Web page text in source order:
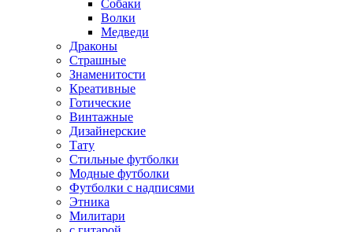
Собаки
Волки
Медведи
Драконы
Страшные
Знаменитости
Креативные
Готические
Винтажные
Дизайнерские
Тату
Стильные футболки
Модные футболки
Футболки с надписями
Этника
Милитари